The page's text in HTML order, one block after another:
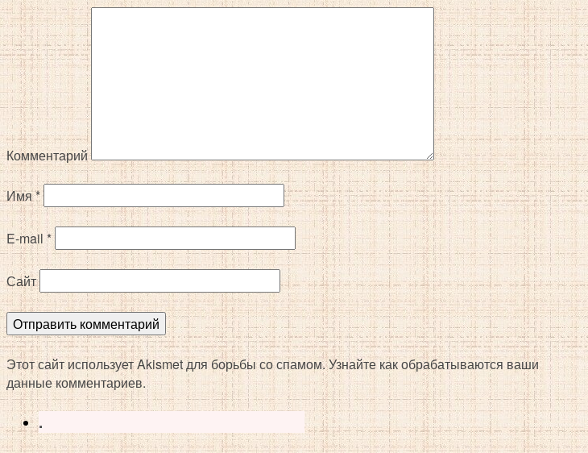
Комментарий
Имя*
E-mail*
Сайт
Этот сайт использует Akismet для борьбы со спамом. Узнайте как обрабатываются ваши
данные комментариев.
.